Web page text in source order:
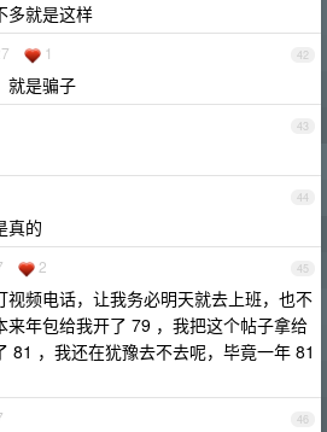
多就是这样
42
1
就是骗子
43
44
真的
45
2
视频电话，让我务必明天就去上班，也不
来年包给我开了 79 ，我把这个帖子拿给
81 ，我还在犹豫去不去呢，毕竟一年 81
46